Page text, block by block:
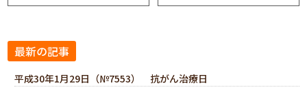
最新の記事
平成30年1月29日（№7553） 抗がん治療日